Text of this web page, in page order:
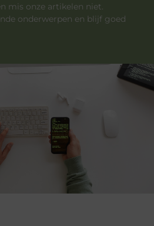
mis onze artikelen niet.
onderwerpen en blijf goed